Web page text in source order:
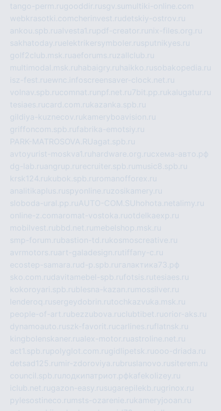
tango-perm.rugooddir.rusgv.su multiki-online.com
webkrasotki.comcherinvest.rudetskiy-ostrov.ru
ankou.spb.rualvesta1.rupdf-creator.ru nix-files.org.ru
sakhatoday.ruelektrikersymboler.rusputnikyes.ru
golf2club.msk.ruaeforums.ruzallclub.ru
multimodal.msk.ru habaigry.ru haikko.rusobakopedia.ru
isz-fest.ruewnc.infoscreensaver-clock.net.ru
volnav.spb.rucomnat.ru npf.net.ru 7bit.pp.rukalugatur.ru
tesiaes.rucard.com.rukazanka.spb.ru
gildiya-kuznecov.rukameryboavision.ru
griffoncom.spb.rufabrika-emotsiy.ru
PARK-MATROSOVA.RUagat.spb.ru
avtoyurist-moskva1.ru hardware.org.ruсхема-авто.рф
dg-lab.ruangrup.ru recruiter.spb.ru music8.spb.ru
krsk124.rukubok.spb.ru romanofforex.ru
analitikaplus.ruspyonline.ruzosikamery.ru
sloboda-ural.pp.ruAUTO-COM.SU hohota.net alimy.ru
online-z.comaromat-vostoka.ruotdelkaexp.ru
mobilvest.rubbd.net.ru mebelshop.msk.ru
smp-forum.rubastion-td.rukosmoscreative.ru
avrmotors.ruart-galadesign.rutiffany-c.ru
ecostep-samara.rud-p.spb.ru галактика73.рф
sko.com.rudavitamebel-spb.rufotsis.rutesiaes.ru
kokoroyari.spb.rublesna-kazan.ru mossilver.ru
lenderoq.rusergeydobrin.rutochkazvuka.msk.ru
people-of-art.rubezzubova.ruclubtibet.ruorior-aks.ru
dynamoauto.ruszk-favorit.rucarlines.ruflatnsk.ru
kingbolenskaner.rualex-motor.ruastroline.net.ru
act1.spb.rupolyglot.com.rugidlipetsk.ruooo-driada.ru
detsad125.ru mir-zdoroviya.rubruslanovo.rusiterem.ru
council.spb.ruлодкипатриот.рфkafekolizey.ru
iclub.net.rugazon-easy.rusugarepilekb.rugrinox.ru
pylesostineco.ru msts-ozarenie.rukameryjooan.ru